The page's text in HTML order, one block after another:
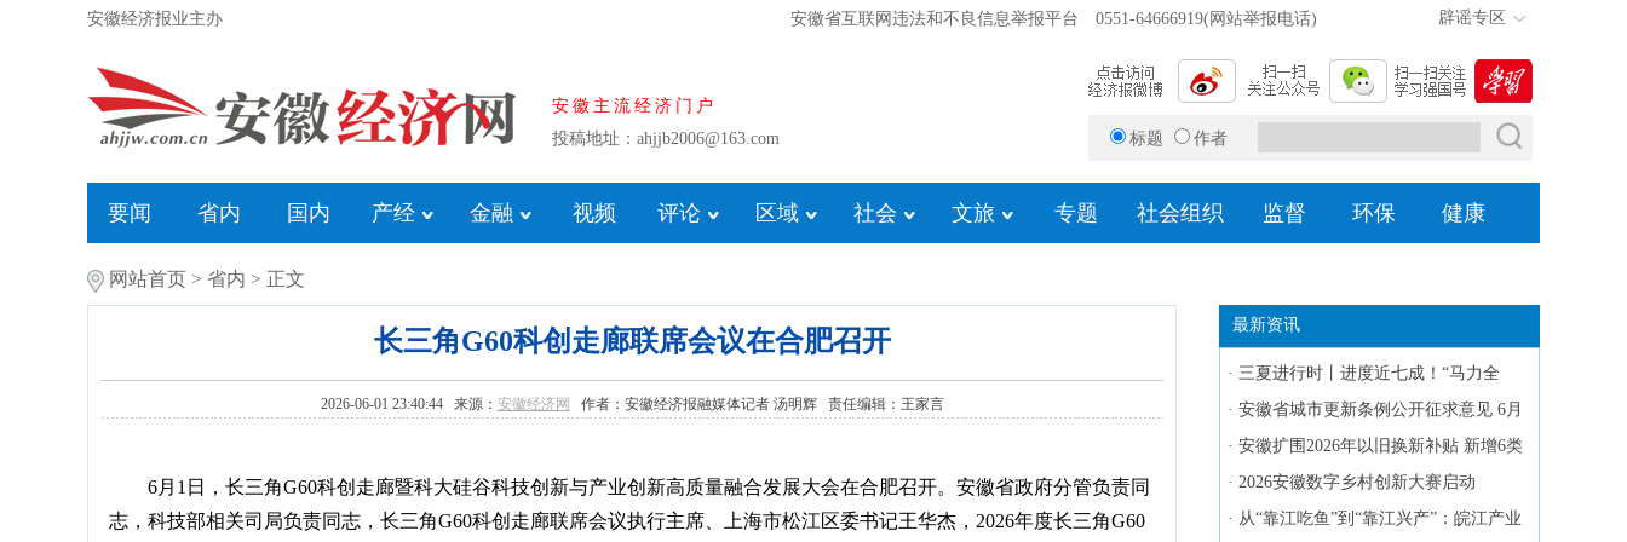
安徽经济报业主办 安徽省互联网违法和不良信息举报平台 0551-64666919(网站举报电话) 辟谣专区
安徽主流经济门户
投稿地址：ahjjb2006@163.com
标题 作者
要闻 省内 国内 产经 金融 视频 评论 区域 社会 文旅 专题 社会组织 监督 环保 健康
网站首页 > 省内 > 正文
长三角G60科创走廊联席会议在合肥召开
2026-06-01 23:40:44 来源： 安徽经济网 作者：安徽经济报融媒体记者 汤明辉 责任编辑：王家言
6月1日，长三角G60科创走廊暨科大硅谷科技创新与产业创新高质量融合发展大会在合肥召开。安徽省政府分管负责同
志，科技部相关司局负责同志，长三角G60科创走廊联席会议执行主席、上海市松江区委书记王华杰，2026年度长三角G60
最新资讯
· 三夏进行时丨进度近七成！“马力全
开”抢收小麦
· 安徽省城市更新条例公开征求意见 6月
27日截止
· 安徽扩围2026年以旧换新补贴 新增6类
消费品
· 2026安徽数字乡村创新大赛启动
· 从“靠江吃鱼”到“靠江兴产”：皖江产业